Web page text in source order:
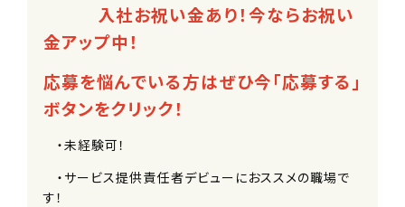
入社お祝い金あり！今ならお祝い
金アップ中！
応募を悩んでいる方はぜひ今「応募する」
ボタンをクリック！
・未経験可！
・サービス提供責任者デビューにおススメの職場で
す！